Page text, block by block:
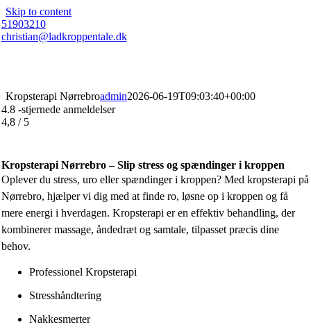
Skip to content
51903210
christian@ladkroppentale.dk
Kropsterapi Nørrebroadmin2026-06-19T09:03:40+00:00
4.8 -stjernede anmeldelser
4,8/ 5
Kropsterapi Nørrebro – Slip stress og spændinger i kroppen
Oplever du stress, uro eller spændinger i kroppen? Med kropsterapi på
Nørrebro, hjælper vi dig med at finde ro, løsne op i kroppen og få
mere energi i hverdagen. Kropsterapi er en effektiv behandling, der
kombinerer massage, åndedræt og samtale, tilpasset præcis dine
behov.
Professionel Kropsterapi
Stresshåndtering
Nakkesmerter